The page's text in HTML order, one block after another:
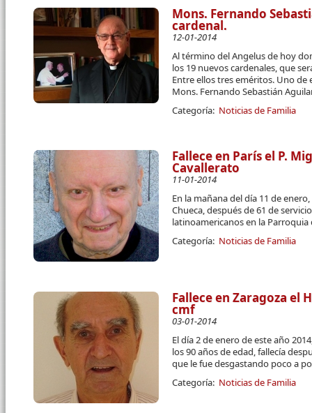
Mons. Fernando
cardenal.
12-01-2014
Al término del Angelus de hoy
los 19 nuevos cardenales, que
Entre ellos tres eméritos. Uno
Mons. Fernando Sebastián
Categoría: Noticias de Familia
Fallece en París el P.
Cavallerato
11-01-2014
En la mañana del día 11 de
Chueca, después de 61 de
latinoamericanos en la Parroquia
Categoría: Noticias de Familia
Fallece en Zaragoza el
cmf
03-01-2014
El día 2 de enero de este año
los 90 años de edad, fallecía
que le fue desgastando poco a
Categoría: Noticias de Familia